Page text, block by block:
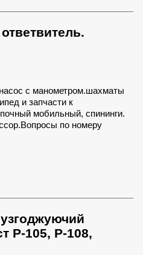
с манометром.шахматы
и запчасти к
мобильный, спининги.
по номеру
Р-105, Р-108,